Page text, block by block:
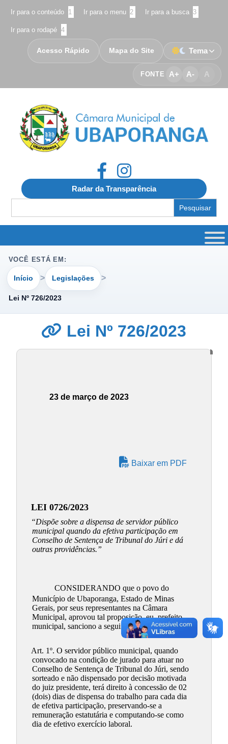
Ir para o conteúdo 1 Ir para o menu 2 Ir para a busca 3
Ir para o rodapé 4
FONTE A+ A- A
Acesso Rápido Mapa do Site Tema
Radar da Transparência
for:
VOCÊ ESTÁ EM:
Início Legislações
Lei Nº 726/2023
Lei Nº 726/2023
23 de março de 2023
Baixar em PDF
LEI 0726/2023
“Dispõe sobre a dispensa de servidor público
municipal quando da efetiva participação em
Conselho de Sentença de Tribunal do Júri e dá
outras providências.”
CONSIDERANDO que o povo do
Município de Ubaporanga, Estado de Minas
Gerais, por seus representantes na Câmara
Municipal, aprovou tal proposição, eu, prefeito
municipal, sanciono a seguinte Lei:
Art. 1º. O servidor público municipal, quando
convocado na condição de jurado para atuar no
Conselho de Sentença de Tribunal do Júri, sendo
sorteado e não dispensado por decisão motivada
do juiz presidente, terá direito à concessão de 02
(dois) dias de dispensa do trabalho para cada dia
de efetiva participação, preservando-se a
remuneração estatutária e computando-se como
dia de efetivo exercício laboral.